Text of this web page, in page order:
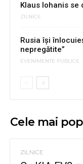
Klaus Iohanis
ZILNICE
Rusia își
nepregătite”
EVENIMENTE PUBLICE
Cele mai
ZILNICE